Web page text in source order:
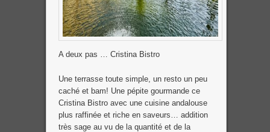
A deux pas … Cristina Bistro
Une terrasse toute simple, un resto un peu
caché et bam! Une pépite gourmande ce
Cristina Bistro avec une cuisine andalouse
plus raffinée et riche en saveurs… addition
très sage au vu de la quantité et de la